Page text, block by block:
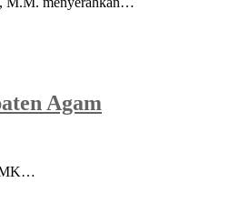
Agam